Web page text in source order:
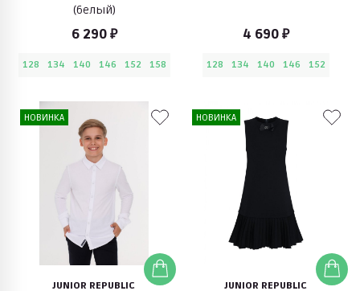
(белый)
6 290 ₽
128 134 140 146 152 158
4 690 ₽
128 134 140 146 152
НОВИНКА
JUNIOR REPUBLIC
НОВИНКА
JUNIOR REPUBLIC